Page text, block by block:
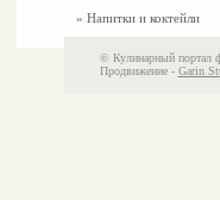
» Напитки и коктейли
© Кулинарный портал
Продвижение - Garin